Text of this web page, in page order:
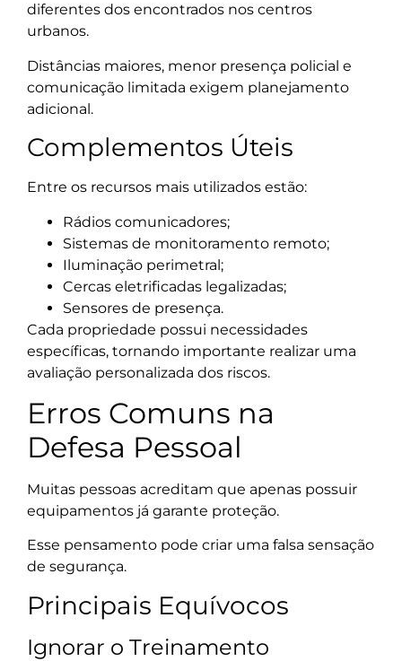
diferentes dos encontrados nos centros
urbanos.
Distâncias maiores, menor presença policial e
comunicação limitada exigem planejamento
adicional.
Complementos Úteis
Entre os recursos mais utilizados estão:
Rádios comunicadores;
Sistemas de monitoramento remoto;
Iluminação perimetral;
Cercas eletrificadas legalizadas;
Sensores de presença.
Cada propriedade possui necessidades
específicas, tornando importante realizar uma
avaliação personalizada dos riscos.
Erros Comuns na
Defesa Pessoal
Muitas pessoas acreditam que apenas possuir
equipamentos já garante proteção.
Esse pensamento pode criar uma falsa sensação
de segurança.
Principais Equívocos
Ignorar o Treinamento